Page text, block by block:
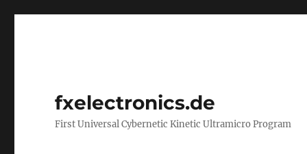
fxelectronics.de
First Universal Cybernetic Kinetic Ultramicro Program